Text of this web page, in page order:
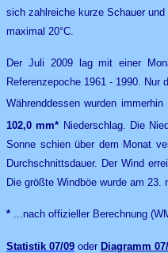
sich zahlreiche kurze Schauer
maximal 20°C.
Der Juli 2009 lag mit einer
Referenzepoche 1961 - 1990.
Währenddessen wurden
102,0 mm* Niederschlag. Die
Sonne schien über dem Monat
Durchschnittsdauer. Der Wind
Die größte Windböe wurde am 23.
* ...nach offizieller Berechnung
Statistik 07/09 oder Diagramm